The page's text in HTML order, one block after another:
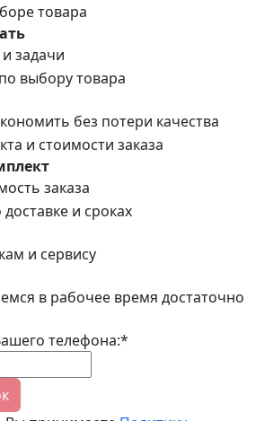
задачи
без потери качества
заказа
и сервису
в рабочее время достаточно
телефона:*